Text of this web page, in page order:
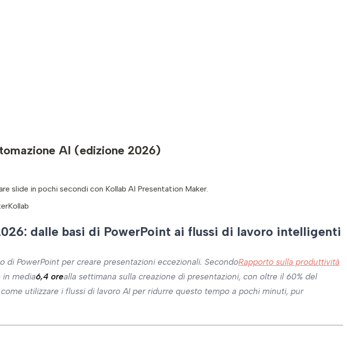
AI (edizione 2026)
slide in pochi secondi con Kollab AI Presentation Maker.
Kollab
dalle basi di PowerPoint ai flussi di lavoro intelligenti
PowerPoint per creare presentazioni eccezionali. SecondoRapporto sulla produttività
in media6,4 orealla settimana sulla creazione di presentazioni, con oltre il 60% del
utilizzare i flussi di lavoro AI per ridurre questo tempo a pochi minuti, pur